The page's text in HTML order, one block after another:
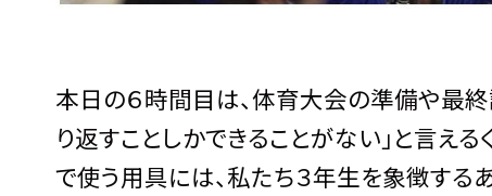
本日の６時間目は、体育大会の準備や最終
り返すことしかできることがない」と言え
で使う用具には、私たち３年生を象徴する